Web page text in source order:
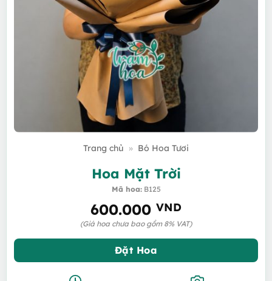
Trang chủ » Bó Hoa Tươi
Hoa Mặt Trời
Mã hoa:B125
600.000 VND
(Giá hoa chưa bao gồm 8% VAT)
Đặt Hoa